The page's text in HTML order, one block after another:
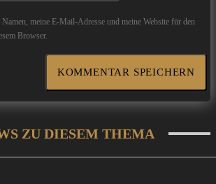
Namen, meine E-Mail-Adresse und meine Website für den
Browser.
ZU DIESEM THEMA